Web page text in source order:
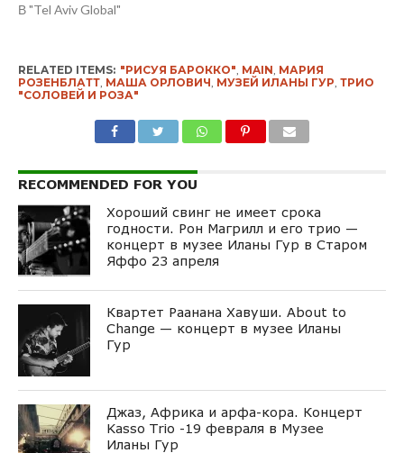
В "Tel Aviv Global"
RELATED ITEMS: "РИСУЯ БАРОККО" MAIN МАРИЯ
РОЗЕНБЛАТТ, МАША ОРЛОВИЧ МУЗЕЙ ИЛАНЫ ГУР ТРИО
"СОЛОВЕЙ И РОЗА"
RECOMMENDED FOR YOU
Хороший свинг не имеет срока
годности. Рон Магрилл и его трио —
концерт в музее Иланы Гур в Старом
Яффо 23 апреля
Квартет Раанана Хавуши. About to
Change — концерт в музее Иланы
Гур
Джаз, Африка и арфа-кора. Концерт
Kasso Trio -19 февраля в Музее
Иланы Гур